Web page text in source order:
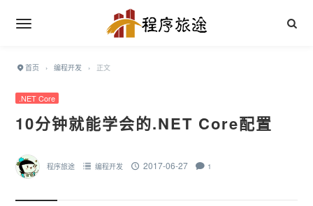
首页 › 编程开发 › 正文
.NET Core
10分钟就能学会的.NET Core配置
程序旅途 编程开发 2017-06-27 1